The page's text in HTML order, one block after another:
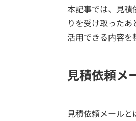
本記事では、見積
りを受け取った
活用できる内容を
見積依頼メ
見積依頼メールと